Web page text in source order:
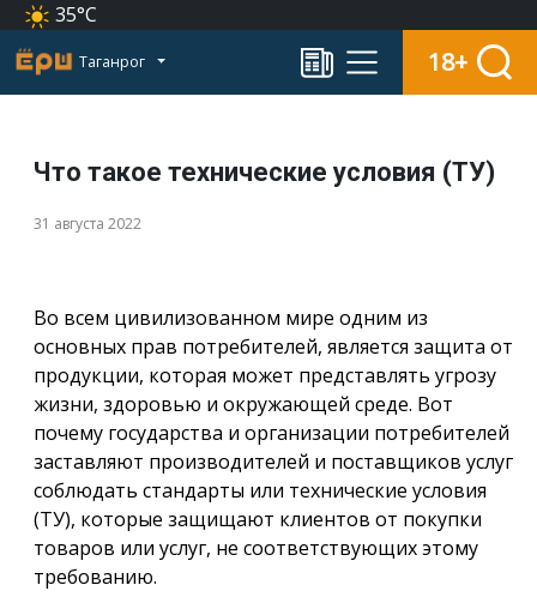
35°C
Таганрог 18+
Что такое технические условия (ТУ)
31 августа 2022
Во всем цивилизованном мире одним из
основных прав потребителей, является защита от
продукции, которая может представлять угрозу
жизни, здоровью и окружающей среде. Вот
почему государства и организации потребителей
заставляют производителей и поставщиков услуг
соблюдать стандарты или технические условия
(ТУ), которые защищают клиентов от покупки
товаров или услуг, не соответствующих этому
требованию.